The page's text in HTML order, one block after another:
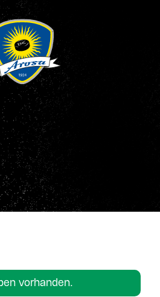
vorhanden.